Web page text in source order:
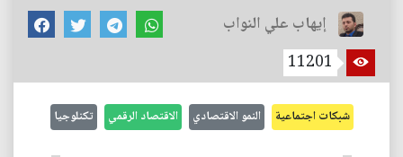
إيهاب علي النواب
11201
شبكات اجتماعية النمو الاقتصادي الاقتصاد الرقمي تكنلوجيا